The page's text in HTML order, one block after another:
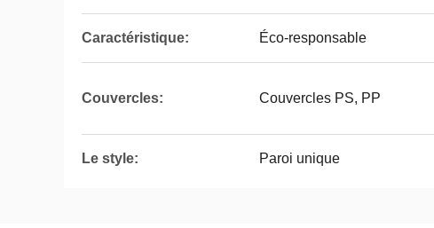
Caractéristique: Éco-responsable
Couvercles: Couvercles PS, PP
Le style: Paroi unique